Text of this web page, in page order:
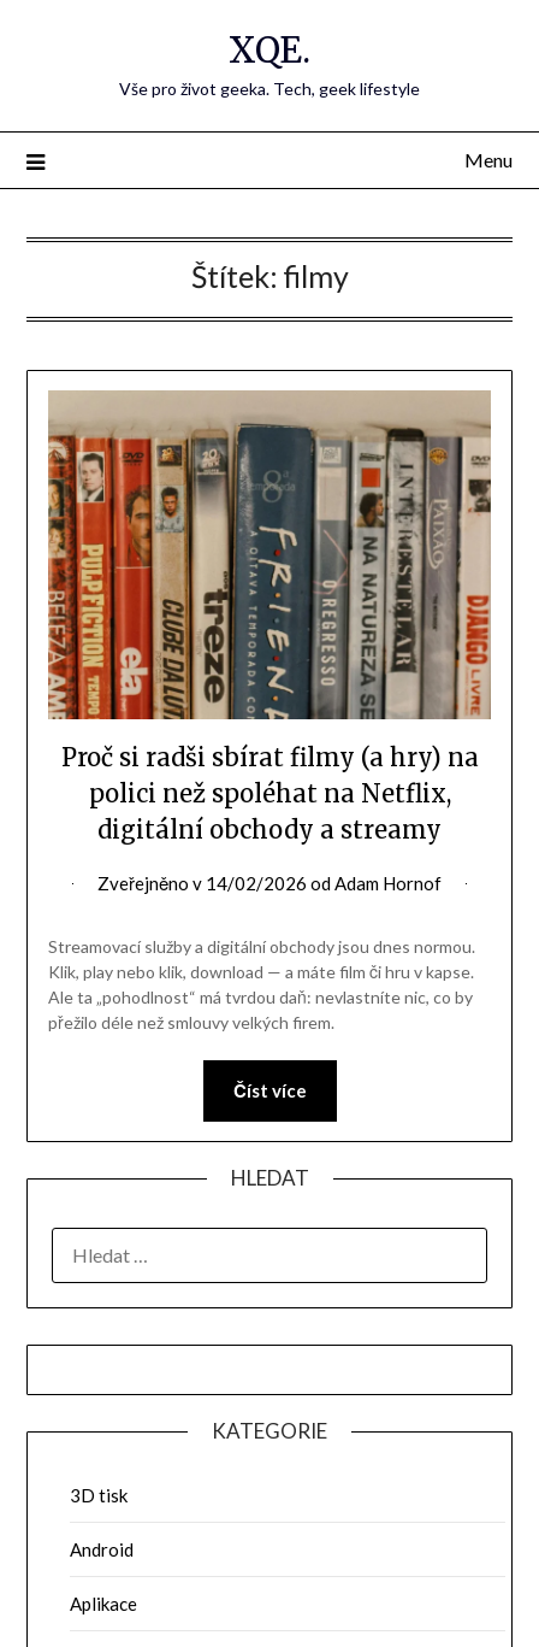
XQE.
Vše pro život geeka. Tech, geek lifestyle
Menu
Štítek: filmy
Proč si radši sbírat filmy (a hry) na
polici než spoléhat na Netflix,
digitální obchody a streamy
Zveřejněno v 14/02/2026 odAdam Hornof
Streamovací služby a digitální obchody jsou dnes normou.
Klik, play nebo klik, download — a máte film či hru v kapse.
Ale ta „pohodlnost“ má tvrdou daň: nevlastníte nic, co by
přežilo déle než smlouvy velkých firem.
Číst více
HLEDAT
KATEGORIE
3D tisk
Android
Aplikace